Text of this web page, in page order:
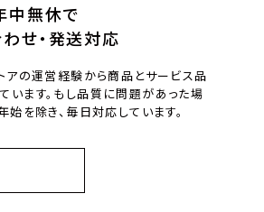
中無休で
せ・発送対応
アの運営経験から商品とサービス品
ます。もし品質に問題があった場
始を除き、毎日対応しています。